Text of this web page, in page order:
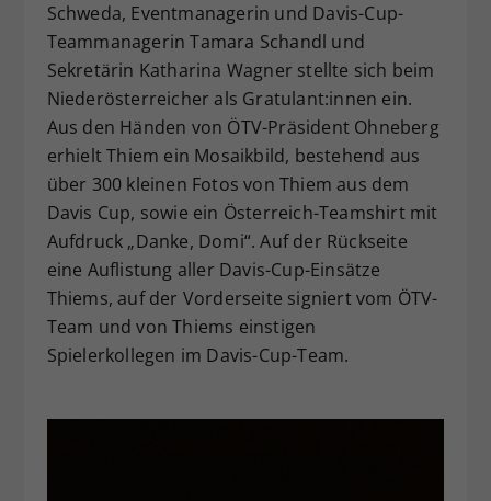
Schweda, Eventmanagerin und Davis-Cup-
Teammanagerin Tamara Schandl und
Sekretärin Katharina Wagner stellte sich beim
Niederösterreicher als Gratulant:innen ein.
Aus den Händen von ÖTV-Präsident Ohneberg
erhielt Thiem ein Mosaikbild, bestehend aus
über 300 kleinen Fotos von Thiem aus dem
Davis Cup, sowie ein Österreich-Teamshirt mit
Aufdruck „Danke, Domi“. Auf der Rückseite
eine Auflistung aller Davis-Cup-Einsätze
Thiems, auf der Vorderseite signiert vom ÖTV-
Team und von Thiems einstigen
Spielerkollegen im Davis-Cup-Team.